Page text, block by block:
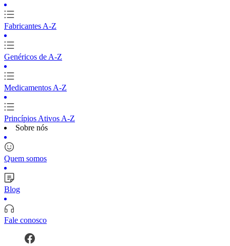
Fabricantes A-Z
Genéricos de A-Z
Medicamentos A-Z
Princípios Ativos A-Z
Sobre nós
Quem somos
Blog
Fale conosco